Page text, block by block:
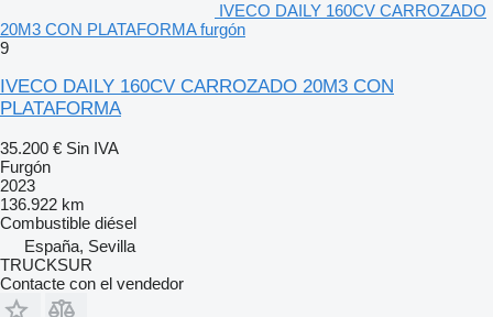
IVECO DAILY 160CV CARROZADO
20M3 CON PLATAFORMA furgón
9
IVECO DAILY 160CV CARROZADO 20M3 CON
PLATAFORMA
35.200 € Sin IVA
Furgón
2023
136.922 km
Combustible diésel
España, Sevilla
TRUCKSUR
Contacte con el vendedor